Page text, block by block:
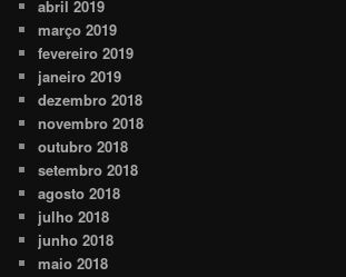
abril 2019
março 2019
fevereiro 2019
janeiro 2019
dezembro 2018
novembro 2018
outubro 2018
setembro 2018
agosto 2018
julho 2018
junho 2018
maio 2018